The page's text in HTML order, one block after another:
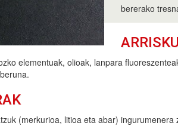
bererako
elementuak, olioak, lanpara
(merkurioa, litioa eta abar)